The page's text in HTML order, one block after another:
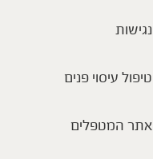
נגישות
טיפול עיסוי פנים
אתר המטפלים